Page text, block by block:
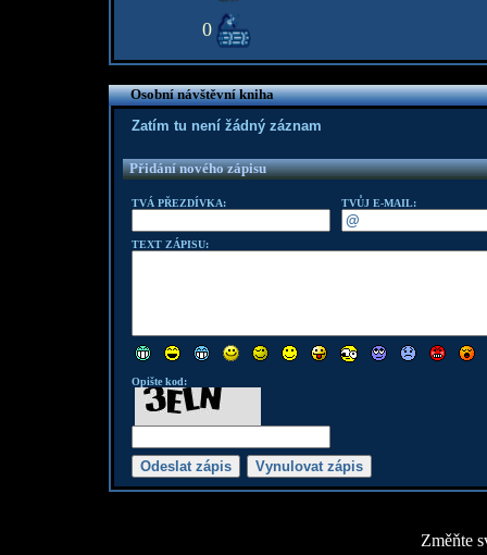
0
Osobní návštěvní kniha
Zatím tu není žádný záznam
Přidání nového zápisu
TVÁ PŘEZDÍVKA: TVŮJ E-MAIL:
TEXT ZÁPISU:
Opište kod:
Změňte